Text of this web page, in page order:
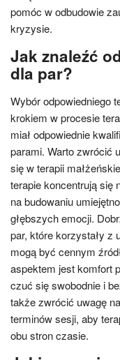
pomóc w odbudowie
kryzysie.
Jak znaleźć
dla par?
Wybór odpowiedniego
krokiem w procesie
miał odpowiednie
parami. Warto zwrócić
się w terapii
terapie koncentrują się
na budowaniu
głębszych emocji.
par, które korzystały z
mogą być cennym
aspektem jest komfort
czuć się swobodnie i
także zwrócić uwagę
terminów sesji, aby
obu stron czasie.